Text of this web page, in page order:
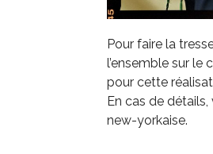
Pour faire la
l’ensemble sur
pour cette
En cas de
new-yorkaise.